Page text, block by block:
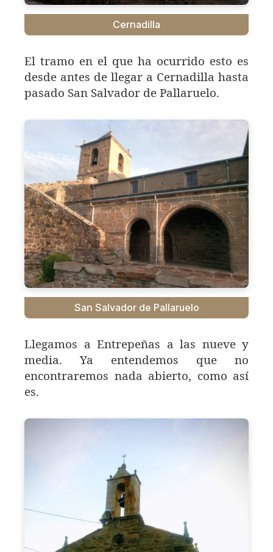
Cernadilla
El tramo en el que ha ocurrido esto es
desde antes de llegar a Cernadilla hasta
pasado San Salvador de Pallaruelo.
San Salvador de Pallaruelo
Llegamos a Entrepeñas a las nueve y
media. Ya entendemos que no
encontraremos nada abierto, como así
es.